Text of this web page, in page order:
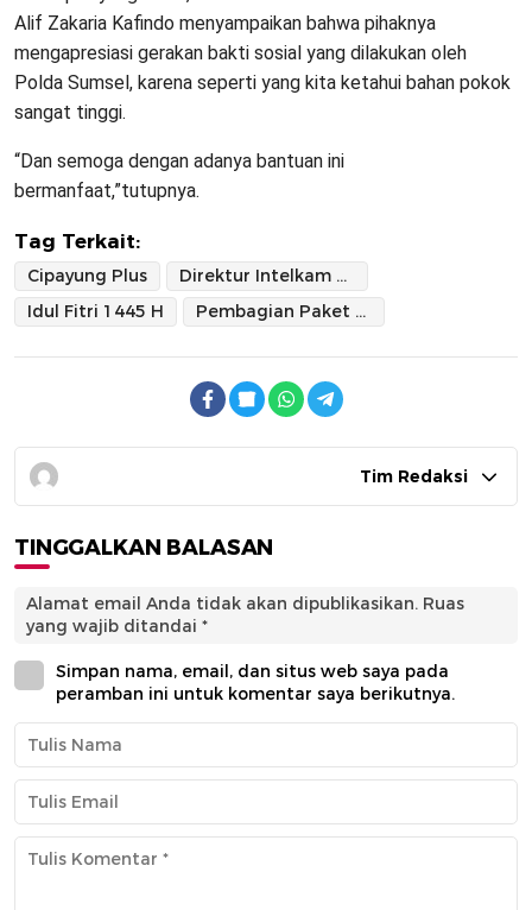
Alif Zakaria Kafindo menyampaikan bahwa pihaknya
mengapresiasi gerakan bakti sosial yang dilakukan oleh
Polda Sumsel, karena seperti yang kita ketahui bahan pokok
sangat tinggi.
“Dan semoga dengan adanya bantuan ini
bermanfaat,”tutupnya.
Tag Terkait:
Cipayung Plus
Direktur Intelkam Polda Sumsel
Idul Fitri 1445 H
Pembagian Paket Sembako ke Mahasiswa
Tim Redaksi
TINGGALKAN BALASAN
Alamat email Anda tidak akan dipublikasikan. Ruas
yang wajib ditandai *
Simpan nama, email, dan situs web saya pada
peramban ini untuk komentar saya berikutnya.